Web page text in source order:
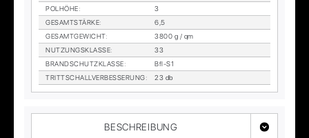
POL­HÖ­HE:
3
GE­SAMT­STÄR­KE:
6,5
GE­SAMT­GE­WICHT:
3800 g / qm
NUT­ZUNGS­KLAS­SE:
33
BRAND­SCHUTZ­KLAS­SE:
Bfl-S1
TRITT­SCHALL­VER­BES­SE­RUNG: 23 db
BESCHREIBUNG